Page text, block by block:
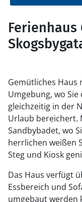
Ferienhaus
Gemütliches
Umgebung, wo
gleichzeitig in der
Urlaub bereichert.
Sandbybadet, wo
herrlichen weißen
Steg und Kiosk
Das Haus verfügt
Essbereich und
umgebaut werden